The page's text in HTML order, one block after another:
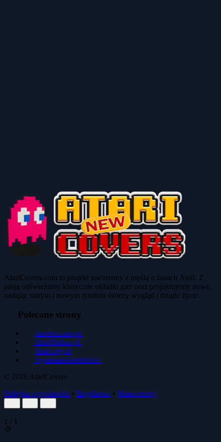
AtariCovers.com to projekt stworzony z myślą o fanach Atari. Z
pasją odświeżamy klasyczne okładki gier oraz projektujemy nowe,
nadając starym i nowym tytułom świeży wygląd i drugie życie.
Polecane strony
atariteca.net.pe
AtariOnline.pl
Atari.org.pl
Systemembedded.eu
© 2026 AtariCovers
Polityka prywatności • Regulamin • Mapa strony
1 / 1
🍪